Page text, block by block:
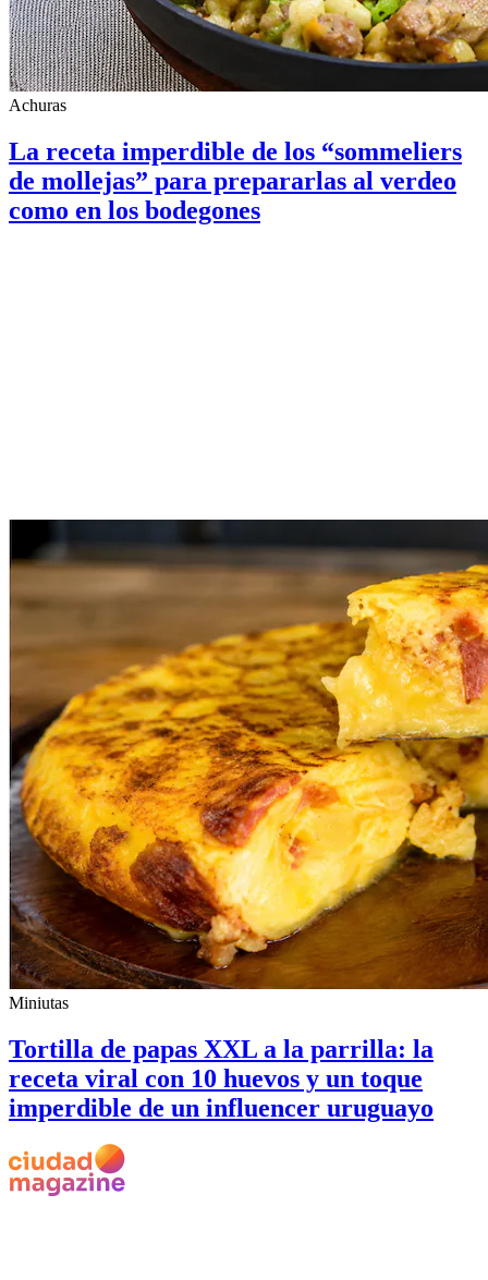
Achuras
La receta imperdible de los “sommeliers
de mollejas” para prepararlas al verdeo
como en los bodegones
Miniutas
Tortilla de papas XXL a la parrilla: la
receta viral con 10 huevos y un toque
imperdible de un influencer uruguayo